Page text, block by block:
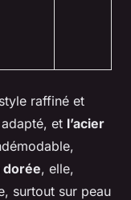
raffiné et
et l’acier
, elle,
surtout sur peau